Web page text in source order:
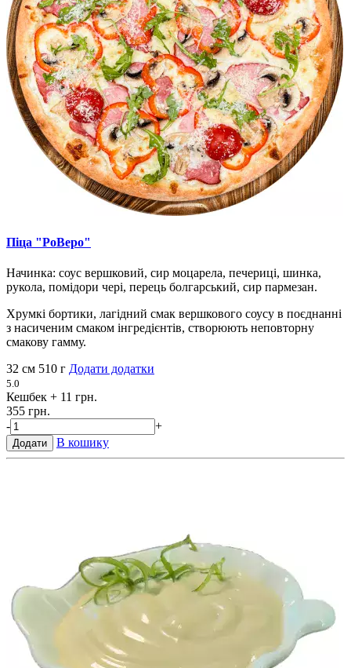
Піца "РоВеро"
Начинка: соус вершковий, сир моцарела, печериці, шинка,
рукола, помідори чері, перець болгарський, сир пармезан.
Хрумкі бортики, лагідний смак вершкового соусу в поєднанні
з насиченим смаком інгредієнтів, створюють неповторну
смакову гамму.
32 см 510 г Додати додатки
5.0
Кешбек + 11 грн.
355 грн.
-
+
Додати В кошику